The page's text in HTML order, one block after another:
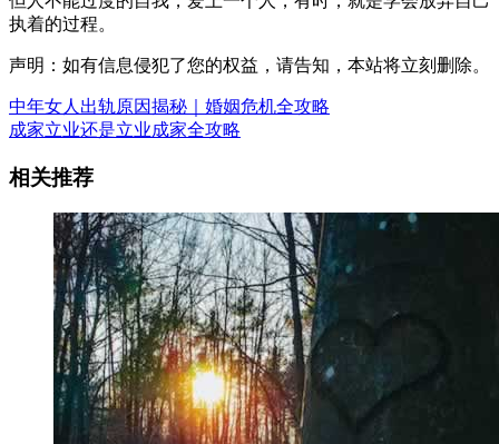
执着的过程。
声明：如有信息侵犯了您的权益，请告知，本站将立刻删除。
中年女人出轨原因揭秘｜婚姻危机全攻略
成家立业还是立业成家全攻略
相关推荐